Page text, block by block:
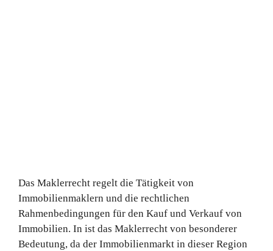
Das Maklerrecht regelt die Tätigkeit von
Immobilienmaklern und die rechtlichen
Rahmenbedingungen für den Kauf und Verkauf von
Immobilien. In ist das Maklerrecht von besonderer
Bedeutung, da der Immobilienmarkt in dieser Region